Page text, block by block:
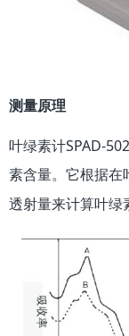
测量原理
叶绿素计SPAD-
素含量。它根据在
透射量来计算叶绿